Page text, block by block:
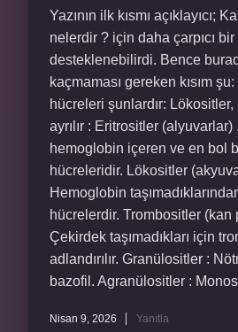
Yazının ilk kısmı açıklayıcı;
nelerdir ? için daha çarpıcı
desteklenebilirdi. Bence
kaçmaması gereken kısım
hücreleri şunlardır:
ayrılır : Eritrositler (alyuvarlar)
hemoglobin içeren ve en bol
hücreleridir. Lökositler
Hemoglobin
hücrelerdir. Trombositler (kan
Çekirdek taşımadıkları için
adlandırılır. Granülositler :
bazofil. Agranülositler :
Nisan 9, 2026 Yanıtla